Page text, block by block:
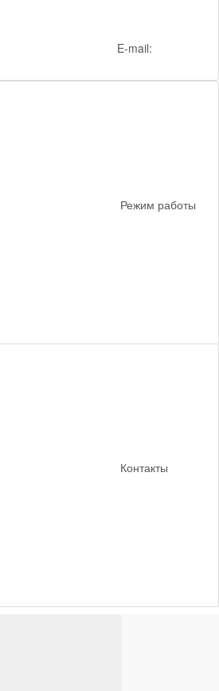
E-mail:
Режим работы
Контакты